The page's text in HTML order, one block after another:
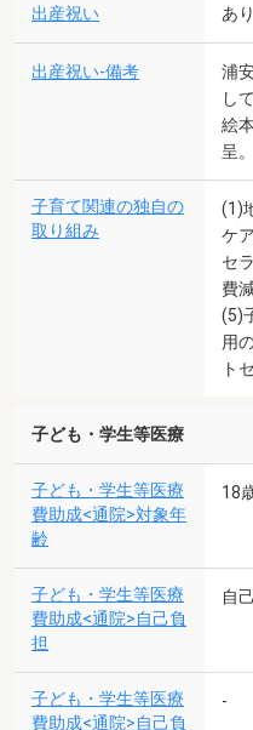
出産祝い あり
出産祝い-備考
浦
し
絵
呈。
子育て関連の独自の
取り組み
(1)
ケ
セ
費
(5)
用
ト
子ども・学生等医療
子ども・学生等医療
費助成<通院>対象年
齢
18
子ども・学生等医療
費助成<通院>自己負
担
自
子ども・学生等医療
費助成<通院>自己負
-